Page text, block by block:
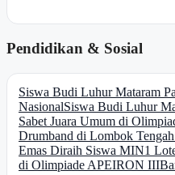
Pendidikan & Sosial
Siswa Budi Luhur Mataram
NasionalSiswa Budi Luhur
Sabet Juara Umum di
Drumband di Lombok
Emas Diraih Siswa MIN1
di Olimpiade APEIRON III